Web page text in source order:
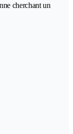
cherchant un